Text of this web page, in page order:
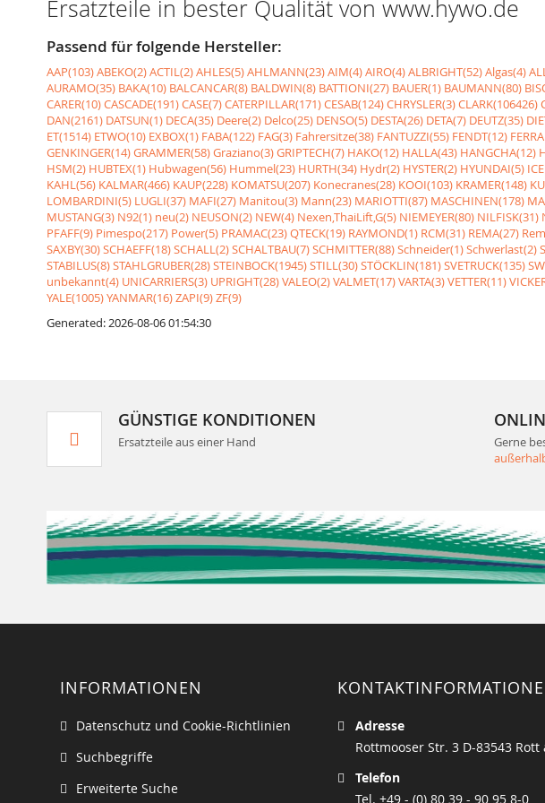
Ersatzteile in bester Qualität von www.hywo.de
Passend für folgende Hersteller:
AAP(103)ABEKO(2)ACTIL(2)AHLES(5)AHLMANN(23)AIM(4)AIRO(4)ALBRIGHT(52)Algas(4)
AURAMO(35) BAKA(10) BALCANCAR(8) BALDWIN(8) BATTIONI(27) BAUER(1) BAUMANN(80)
CARER(10)CASCADE(191)CASE(7)CATERPILLAR(171)CESAB(124)CHRYSLER(3)CLARK(106426)
DAN(2161) DATSUN(1) DECA(35) Deere(2) Delco(25) DENSO(5) DESTA(26) DETA(7) DEUTZ(35)
ET(1514) ETWO(10) EXBOX(1) FABA(122) FAG(3) Fahrersitze(38) FANTUZZI(55) FENDT(12)
GENKINGER(14)GRAMMER(58)Graziano(3)GRIPTECH(7) HAKO(12) HALLA(43) HANGCHA(12)
HSM(2) HUBTEX(1) Hubwagen(56) Hummel(23) HURTH(34) Hydr(2) HYSTER(2) HYUNDAI(5)
KAHL(56) KALMAR(466) KAUP(228) KOMATSU(207) Konecranes(28) KOOI(103) KRAMER(148)
LOMBARDINI(5) LUGLI(37) MAFI(27) Manitou(3) Mann(23) MARIOTTI(87) MASCHINEN(178)
MUSTANG(3) N92(1) neu(2) NEUSON(2) NEW(4) Nexen,ThaiLift,G(5) NIEMEYER(80) NILFISK(31)
PFAFF(9) Pimespo(217) Power(5) PRAMAC(23)QTECK(19) RAYMOND(1) RCM(31) REMA(27)
SAXBY(30)SCHAEFF(18)SCHALL(2)SCHALTBAU(7)SCHMITTER(88)Schneider(1)Schwerlast(2)
STABILUS(8)STAHLGRUBER(28)STEINBOCK(1945)STILL(30)STÖCKLIN(181)SVETRUCK(135)
unbekannt(4) UNICARRIERS(3) UPRIGHT(28)VALEO(2)VALMET(17)VARTA(3)VETTER(11)
YALE(1005)YANMAR(16)ZAPI(9)ZF(9)
Generated: 2026-08-06 01:54:30
GÜNSTIGE KONDITIONEN
Ersatzteile aus einer Hand Gerne
INFORMATIONEN
Datenschutz und Cookie-Richtlinien
Suchbegriffe
Erweiterte Suche
Adresse
Rottmooser Str. 3 D-83543 Rott
Telefon
Tel. +49 - (0) 80 39 - 90 95 8-0